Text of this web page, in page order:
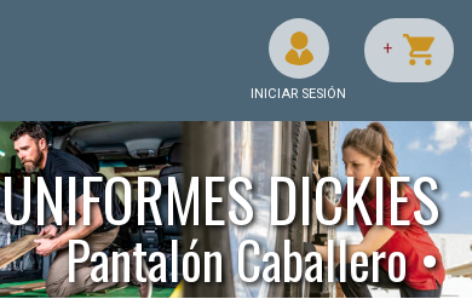
INICIAR SESIÓN
+
UNIFORMES DICKIES
Pantalón Caballero •